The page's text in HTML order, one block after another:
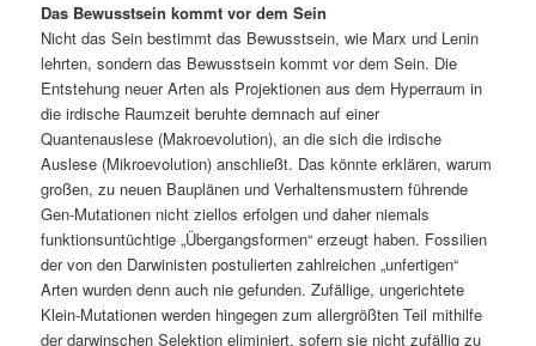
Das Bewusstsein kommt vor dem Sein
Nicht das Sein bestimmt das Bewusstsein, wie Marx und Lenin
lehrten, sondern das Bewusstsein kommt vor dem Sein. Die
Entstehung neuer Arten als Projektionen aus dem Hyperraum in
die irdische Raumzeit beruhte demnach auf einer
Quantenauslese (Makroevolution), an die sich die irdische
Auslese (Mikroevolution) anschließt. Das könnte erklären, warum
großen, zu neuen Bauplänen und Verhaltensmustern führende
Gen-Mutationen nicht ziellos erfolgen und daher niemals
funktionsuntüchtige „Übergangsformen“ erzeugt haben. Fossilien
der von den Darwinisten postulierten zahlreichen „unfertigen“
Arten wurden denn auch nie gefunden. Zufällige, ungerichtete
Klein-Mutationen werden hingegen zum allergrößten Teil mithilfe
der darwinschen Selektion eliminiert, sofern sie nicht zufällig zu